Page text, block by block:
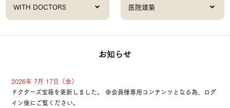
WITH DOCTORS 医院建築
お知らせ
2026年 7月 17日（金）
ドクターズ宝箱を更新しました。 ※会員様専用コンテンツとなる為、ログ
イン後にご覧ください。